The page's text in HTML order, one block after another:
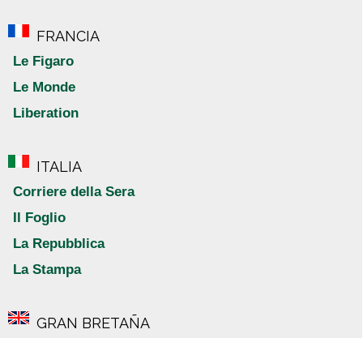
FRANCIA
Le Figaro
Le Monde
Liberation
ITALIA
Corriere della Sera
Il Foglio
La Repubblica
La Stampa
GRAN BRETAÑA